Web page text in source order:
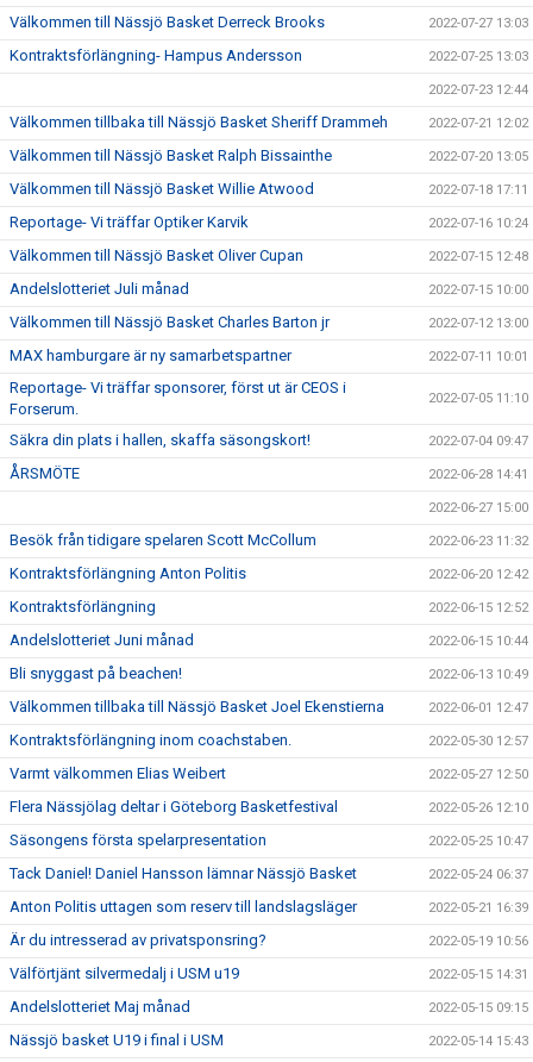
Välkommen till Nässjö Basket Derreck Brooks 2022-07-27 13:03
Kontraktsförlängning- Hampus Andersson 2022-07-25 13:03
2022-07-23 12:44
Välkommen tillbaka till Nässjö Basket Sheriff Drammeh 2022-07-21 12:02
Välkommen till Nässjö Basket Ralph Bissainthe 2022-07-20 13:05
Välkommen till Nässjö Basket Willie Atwood 2022-07-18 17:11
Reportage- Vi träffar Optiker Karvik 2022-07-16 10:24
Välkommen till Nässjö Basket Oliver Cupan 2022-07-15 12:48
Andelslotteriet Juli månad 2022-07-15 10:00
Välkommen till Nässjö Basket Charles Barton jr 2022-07-12 13:00
MAX hamburgare är ny samarbetspartner 2022-07-11 10:01
Reportage- Vi träffar sponsorer, först ut är CEOS i
Forserum.
2022-07-05 11:10
Säkra din plats i hallen, skaffa säsongskort! 2022-07-04 09:47
ÅRSMÖTE 2022-06-28 14:41
2022-06-27 15:00
Besök från tidigare spelaren Scott McCollum 2022-06-23 11:32
Kontraktsförlängning Anton Politis 2022-06-20 12:42
Kontraktsförlängning 2022-06-15 12:52
Andelslotteriet Juni månad 2022-06-15 10:44
Bli snyggast på beachen! 2022-06-13 10:49
Välkommen tillbaka till Nässjö Basket Joel Ekenstierna 2022-06-01 12:47
Kontraktsförlängning inom coachstaben. 2022-05-30 12:57
Varmt välkommen Elias Weibert 2022-05-27 12:50
Flera Nässjölag deltar i Göteborg Basketfestival 2022-05-26 12:10
Säsongens första spelarpresentation 2022-05-25 10:47
Tack Daniel! Daniel Hansson lämnar Nässjö Basket 2022-05-24 06:37
Anton Politis uttagen som reserv till landslagsläger 2022-05-21 16:39
Är du intresserad av privatsponsring? 2022-05-19 10:56
Välförtjänt silvermedalj i USM u19 2022-05-15 14:31
Andelslotteriet Maj månad 2022-05-15 09:15
Nässjö basket U19 i final i USM 2022-05-14 15:43